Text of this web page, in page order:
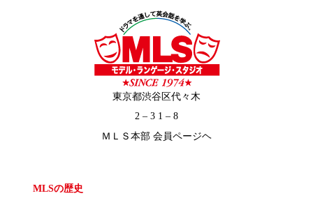
東京都渋谷区代々木
2 – 3 1 – 8
ＭＬＳ本部 会員ページヘ
MLSの歴史